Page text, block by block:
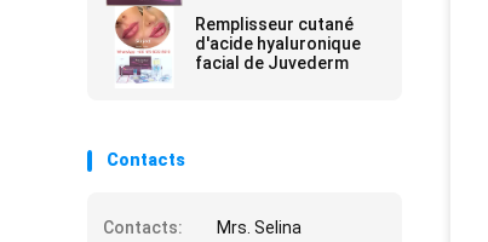
remplisseur de lèvres
de Juvederm
Remplisseur cutané
d'acide hyaluronique
facial de Juvederm
Contacts
Contacts:
Mrs. Selina